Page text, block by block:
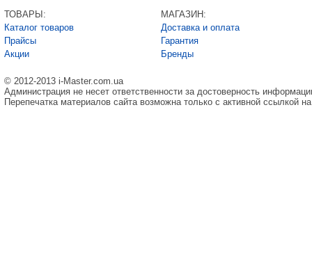
ТОВАРЫ:
Каталог товаров
Прайсы
Акции
МАГАЗИН:
Доставка и оплата
Гарантия
Бренды
© 2012-2013 i-Master.com.ua
Администрация не несет ответственности за достоверность
Перепечатка материалов сайта возможна только с активной ссылкой